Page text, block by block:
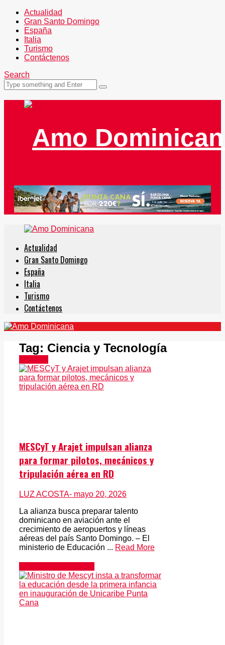
Actualidad
Gran Santo Domingo
España
Italia
Turismo
Contáctenos
Search
Actualidad
Gran Santo Domingo
España
Italia
Turismo
Contáctenos
Tag: Ciencia y Tecnología
MESCyT y Arajet impulsan alianza
para formar pilotos, mecánicos y
tripulación aérea en RD
LUZ ACOSTA- mayo 20, 2026
La alianza busca preparar talento
dominicano en aviación ante el
crecimiento de aeropuertos y líneas
aéreas del país Santo Domingo. – El
ministerio de Educación ... Read More